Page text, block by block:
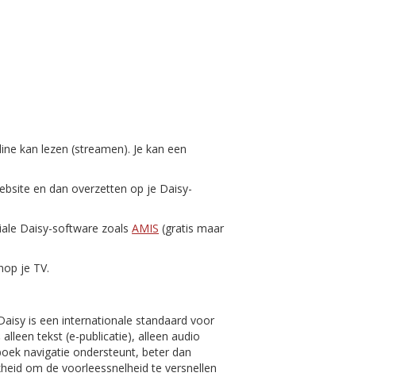
kan lezen (streamen). Je kan een
en dan overzetten op je Daisy-
Daisy-software zoals AMIS (gratis maar
je TV.
is een internationale standaard voor
tekst (e-publicatie), alleen audio
navigatie ondersteunt, beter dan
om de voorleessnelheid te versnellen